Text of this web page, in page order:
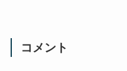
コメント